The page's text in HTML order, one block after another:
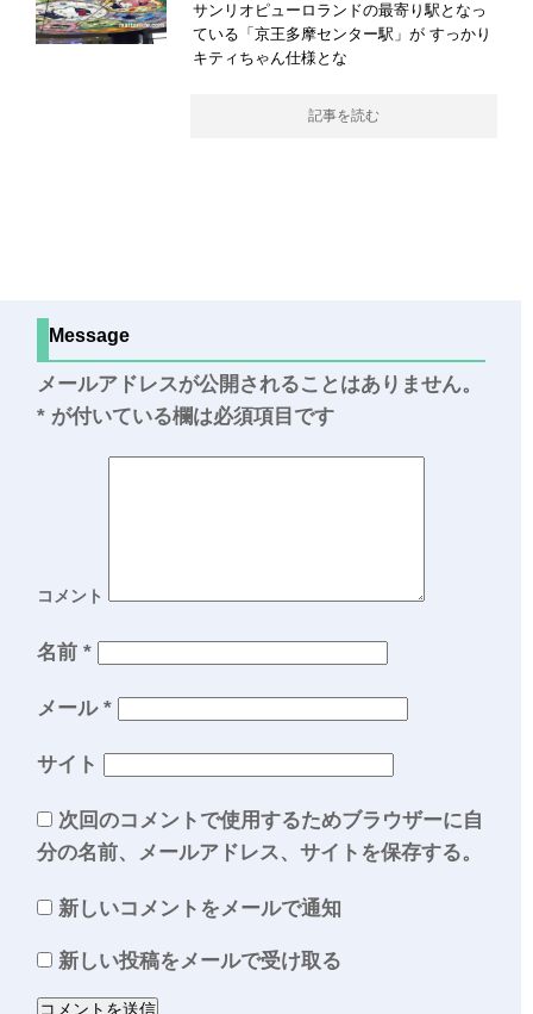
サンリオピューロランドの最寄り駅となっ
ている「京王多摩センター駅」が すっかり
キティちゃん仕様とな
記事を読む
Message
メールアドレスが公開されることはありません。
* が付いている欄は必須項目です
コメント
名前 *
メール *
サイト
次回のコメントで使用するためブラウザーに自
分の名前、メールアドレス、サイトを保存する。
新しいコメントをメールで通知
新しい投稿をメールで受け取る